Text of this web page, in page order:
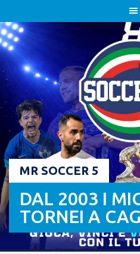
to
content
MR SOCCER 5
DAL 2003 I
TORNEI A